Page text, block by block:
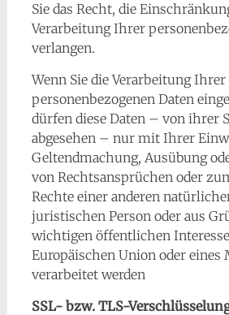
Sie das Recht, die
Verarbeitung Ihrer
verlangen.
Wenn Sie die Verarbeitung Ihrer
personenbezogenen Daten
dürfen diese Daten – von ihrer
abgesehen – nur mit Ihrer
Geltendmachung, Ausübung
von Rechtsansprüchen oder
Rechte einer anderen
juristischen Person oder aus
wichtigen öffentlichen
Europäischen Union oder eines
verarbeitet werden
SSL- bzw. TLS-